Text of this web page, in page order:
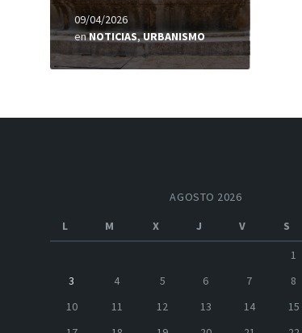
09/04/2026
enNOTICIAS,URBANISMO
AGOSTO 2026
L
M X J V S
1
3
4 5 6 7 8
10
11 12 13 14 15